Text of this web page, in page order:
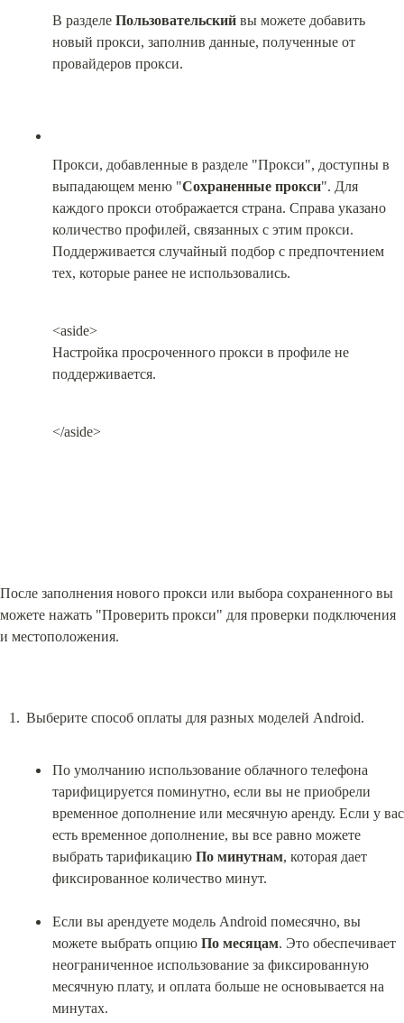
В разделе Пользовательский вы можете добавить
новый прокси, заполнив данные, полученные от
провайдеров прокси.
Прокси, добавленные в разделе "Прокси", доступны в
выпадающем меню "Сохраненные прокси". Для
каждого прокси отображается страна. Справа указано
количество профилей, связанных с этим прокси.
Поддерживается случайный подбор с предпочтением
тех, которые ранее не использовались.
<aside>
Настройка просроченного прокси в профиле не
поддерживается.
</aside>
После заполнения нового прокси или выбора сохраненного вы
можете нажать "Проверить прокси" для проверки подключения
и местоположения.
По умолчанию использование облачного телефона
тарифицируется поминутно, если вы не приобрели
временное дополнение или месячную аренду. Если у вас
есть временное дополнение, вы все равно можете
выбрать тарификацию По минутнам, которая дает
фиксированное количество минут.
Если вы арендуете модель Android помесячно, вы
можете выбрать опцию По месяцам. Это обеспечивает
неограниченное использование за фиксированную
месячную плату, и оплата больше не основывается на
минутах.